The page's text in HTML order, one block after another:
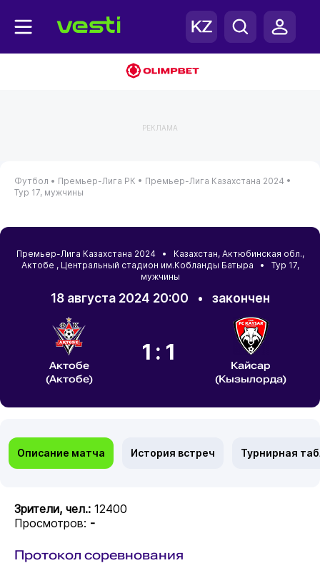
РЕКЛАМА
Футбол • Премьер-Лига РК • Премьер-Лига Казахстана 2024 •
Тур 17, мужчины
Премьер-Лига Казахстана 2024 • Казахстан, Актюбинская обл.,
Актобе , Центральный стадион им.Кобланды Батыра • Тур 17,
мужчины
18 августа 2024 20:00 • закончен
Актобе
(Актобе)
1:1
Кайсар
(Кызылорда)
Описание матча История встреч Турнирная
Зрители, чел.: 12400
Просмотров: -
Протокол соревнования